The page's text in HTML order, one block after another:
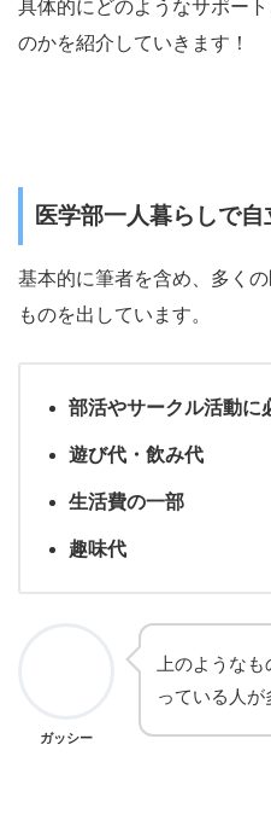
具体的にどのようなサポー
のかを紹介していきます！
医学部一人暮らしで
基本的に筆者を含め、多く
ものを出しています。
部活やサークル活動に
遊び代・飲み代
生活費の一部
趣味代
ガッシー
上のような
っている人が